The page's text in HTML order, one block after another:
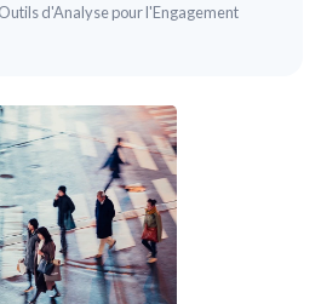
d'Analyse pour l'Engagement